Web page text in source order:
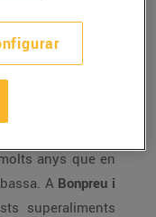
i encara no
ambgran poder
aporten
anys que en
A Bonpreu i
superaliments